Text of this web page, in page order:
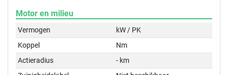
Motor en milieu
Vermogen
kW / PK
Koppel
Nm
Actieradius
- km